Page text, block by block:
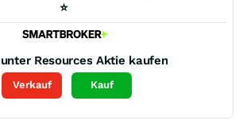
⭐
Resources Aktie kaufen
Verkauf Kauf